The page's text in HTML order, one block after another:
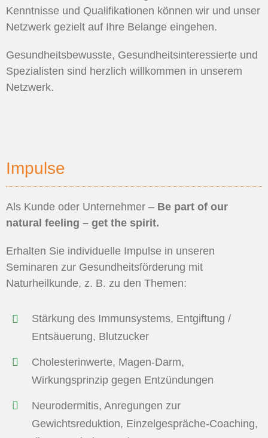
Kenntnisse und Qualifikationen können wir und unser
Netzwerk gezielt auf Ihre Belange eingehen.
Gesundheitsbewusste, Gesundheitsinteressierte und
Spezialisten sind herzlich willkommen in unserem
Netzwerk.
Impulse
Als Kunde oder Unternehmer – Be part of our
natural feeling – get the spirit.
Erhalten Sie individuelle Impulse in unseren
Seminaren zur Gesundheitsförderung mit
Naturheilkunde, z. B. zu den Themen:
Stärkung des Immunsystems, Entgiftung /
Entsäuerung, Blutzucker
Cholesterinwerte, Magen-Darm,
Wirkungsprinzip gegen Entzündungen
Neurodermitis, Anregungen zur
Gewichtsreduktion, Einzelgespräche-Coaching,